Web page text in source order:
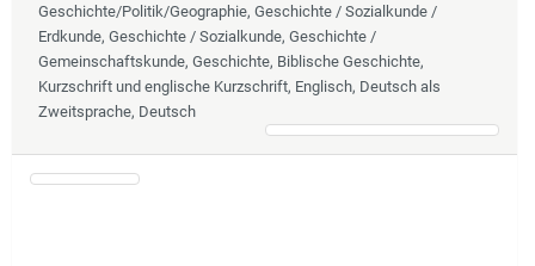
Geschichte/Politik/Geographie, Geschichte / Sozialkunde /
Erdkunde, Geschichte / Sozialkunde, Geschichte /
Gemeinschaftskunde, Geschichte, Biblische Geschichte,
Kurzschrift und englische Kurzschrift, Englisch, Deutsch als
Zweitsprache, Deutsch